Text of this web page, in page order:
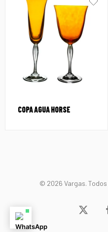
COPA AGUA HORSE
© 2026 Vargas.
x-